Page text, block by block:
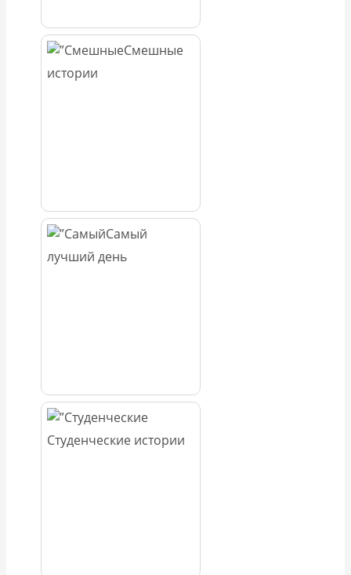
Смешные
истории
Самый
лучший день
Студенческие истории